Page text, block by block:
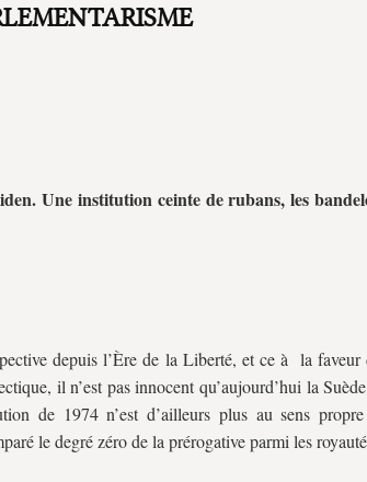
Une institution ceinte de rubans, les
depuis l’Ère de la Liberté, et ce à la faveur
il n’est pas innocent qu’aujourd’hui la
de 1974 n’est d’ailleurs plus au sens
le degré zéro de la prérogative parmi les